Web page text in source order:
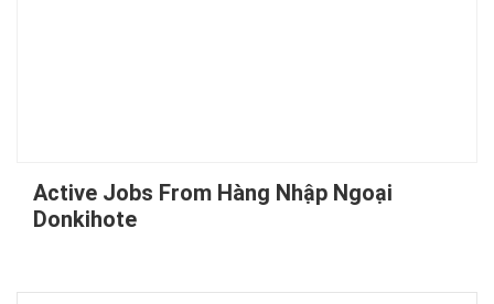
Active Jobs From Hàng Nhập Ngoại
Donkihote